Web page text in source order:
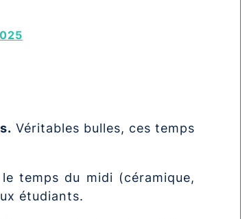
Véritables bulles, ces temps
temps du midi (céramique,
étudiants.